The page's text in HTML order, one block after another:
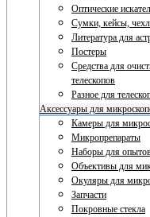
Оптические
Сумки, кейсы,
Литература для
Постеры
Средства для
телескопов
Разное для
Аксессуары для
Камеры для
Микропрепараты
Наборы для
Объективы для
Окуляры для
Запчасти
Покровные стекла